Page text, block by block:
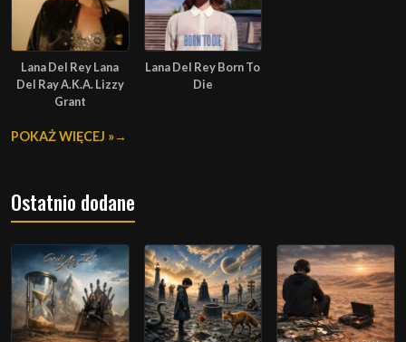
Lana Del Rey Lana
Del Ray A.K.A. Lizzy
Grant
Lana Del Rey Born To
Die
POKAŻ WIĘCEJ »
Ostatnio dodane